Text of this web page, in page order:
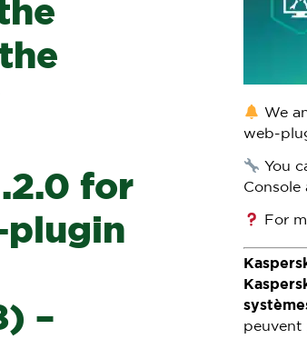
for
plugin
–
We
web-
You
Console
For
peuvent